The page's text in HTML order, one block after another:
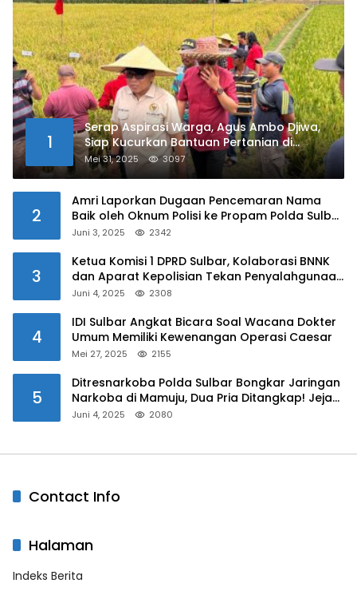
1
Serap Aspirasi Warga, Agus Ambo Djiwa,
Siap Kucurkan Bantuan Pertanian di
Kalukku
Mei 31, 2025 3097
2
Amri Laporkan Dugaan Pencemaran Nama
Baik oleh Oknum Polisi ke Propam Polda Sulbar
Juni 3, 2025 2342
3
Ketua Komisi 1 DPRD Sulbar, Kolaborasi BNNK
dan Aparat Kepolisian Tekan Penyalahgunaan
Juni 4, 2025 2308
4
IDI Sulbar Angkat Bicara Soal Wacana Dokter
Umum Memiliki Kewenangan Operasi Caesar
Mei 27, 2025 2155
5
Ditresnarkoba Polda Sulbar Bongkar Jaringan
Narkoba di Mamuju, Dua Pria Ditangkap! Jejak
Juni 4, 2025 2080
Contact Info
Halaman
Indeks Berita